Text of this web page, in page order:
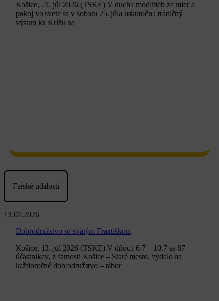
Košice, 27. júl 2026 (TSKE) V duchu modlitieb za mier a
pokoj vo svete sa v sobotu 25. júla uskutočnil tradičný
výstup ku Krížu na
Farské udalosti
13.07.2026
Dobrodružstvo so svätým Františkom
Košice, 13. júl 2026 (TSKE) V dňoch 6.7 – 10.7 sa 87
účastníkov, z farnosti Košice – Staré mesto, vydalo na
každoročné dobrodružstvo – tábor